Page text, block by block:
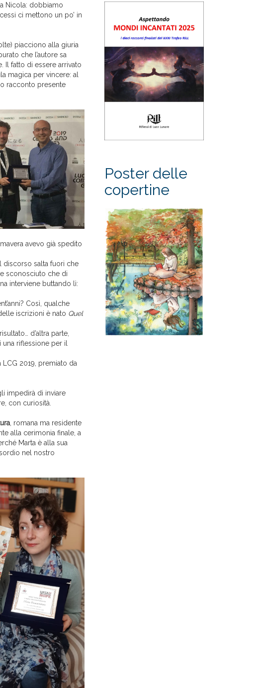
Nicola: dobbiamo
ci mettono un po’ in
piacciono alla giuria
che l’autore sa
Il fatto di essere arrivato
magica per vincere: al
racconto presente
avevo già spedito
discorso salta fuori che
sconosciuto che di
interviene buttando lì:
Così, qualche
iscrizioni è nato Quel
d’altra parte,
riflessione per il
2019, premiato da
impedirà di inviare
con curiosità.
, romana ma residente
alla cerimonia finale, a
Marta è alla sua
nel nostro
Poster delle
copertine